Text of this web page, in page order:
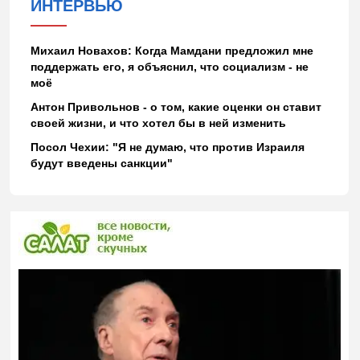
ИНТЕРВЬЮ
Михаил Новахов: Когда Мамдани предложил мне
поддержать его, я объяснил, что социализм - не
моё
Антон Привольнов - о том, какие оценки он ставит
своей жизни, и что хотел бы в ней изменить
Посол Чехии: "Я не думаю, что против Израиля
будут введены санкции"